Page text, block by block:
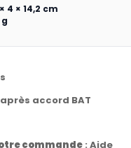
4 × 14,2 cm
g
accord BAT
commande : Aide